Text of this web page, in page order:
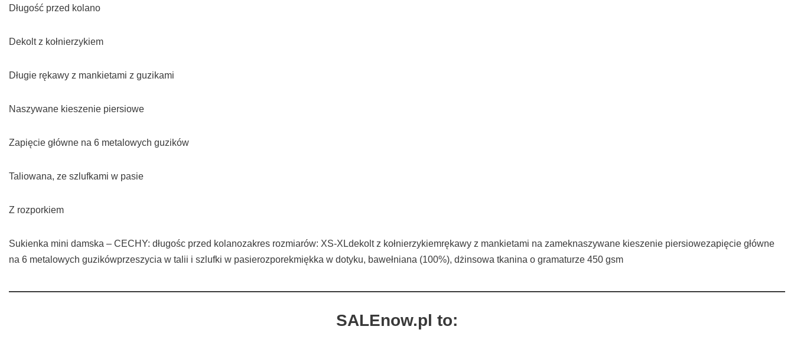
Długość przed kolano
Dekolt z kołnierzykiem
Długie rękawy z mankietami z guzikami
Naszywane kieszenie piersiowe
Zapięcie główne na 6 metalowych guzików
Taliowana, ze szlufkami w pasie
Z rozporkiem
Sukienka mini damska – CECHY: długośc przed kolanozakres rozmiarów: XS-XLdekolt z kołnierzykiemrękawy z mankietami na zameknaszywane kieszenie piersiowezapięcie główne
na 6 metalowych guzikówprzeszycia w talii i szlufki w pasierozporekmiękka w dotyku, bawełniana (100%), dżinsowa tkanina o gramaturze 450 gsm
SALEnow.pl to: